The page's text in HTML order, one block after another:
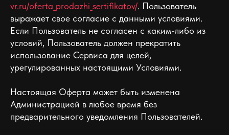
vr.ru/oferta_prodazhi_sertifikatov/. Пользователь
выражает свое согласие с данными условиями.
Если Пользователь не согласен с каким-либо из
условий, Пользователь должен прекратить
использование Сервиса для целей,
урегулированных настоящими Условиями.
Настоящая Оферта может быть изменена
Администрацией в любое время без
предварительного уведомления Пользователей.